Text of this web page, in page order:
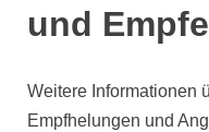
und
Weitere Informationen
Empfhelungen und